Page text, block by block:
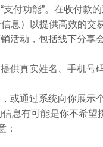
付功能”。在收付
息）以提供高效的交
活动，包括线下分
供真实姓名、手机
或通过系统向你展
息有可能是你不希望
：